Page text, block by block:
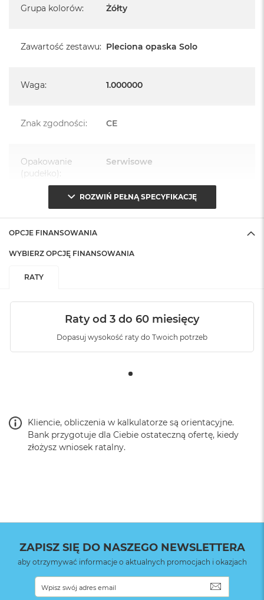
Grupa kolorów: Żółty
Zawartość zestawu: Pleciona opaska Solo
Waga: 1.000000
Znak zgodności: CE
Opakowanie
(pudełko):
Serwisowe
ROZWIŃ PEŁNĄ SPECYFIKACJĘ
OPCJE FINANSOWANIA
WYBIERZ OPCJĘ FINANSOWANIA
RATY
Raty od 3 do 60 miesięcy
Dopasuj wysokość raty do Twoich potrzeb
Kliencie, obliczenia w kalkulatorze są orientacyjne.
Bank przygotuje dla Ciebie ostateczną ofertę, kiedy
złożysz wniosek ratalny.
ZAPISZ SIĘ DO NASZEGO NEWSLETTERA
aby otrzymywać informacje o aktualnych promocjach i okazjach